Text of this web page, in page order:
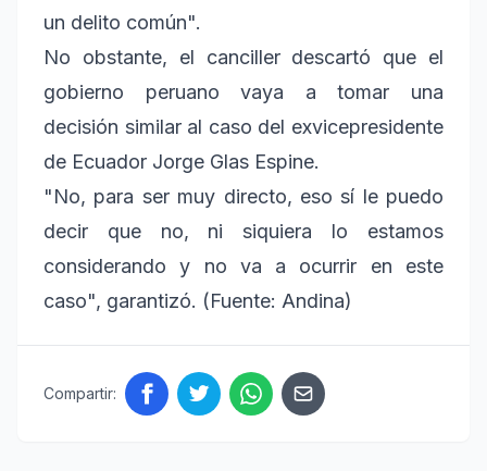
un delito común".
No obstante, el canciller descartó que el
gobierno peruano vaya a tomar una
decisión similar al caso del exvicepresidente
de Ecuador Jorge Glas Espine.
"No, para ser muy directo, eso sí le puedo
decir que no, ni siquiera lo estamos
considerando y no va a ocurrir en este
caso", garantizó. (Fuente: Andina)
Compartir: